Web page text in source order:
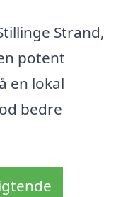
Strand,
potent
en lokal
bedre